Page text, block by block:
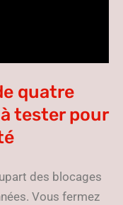
quatre
tester pour
des blocages
Vous fermez